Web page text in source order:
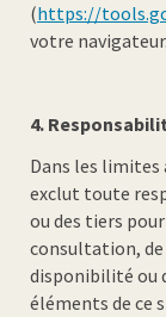
(https://
votre navigateur.
4.
Dans les
exclut toute
ou des tiers
consultation, de
disponibilité ou
éléments de ce